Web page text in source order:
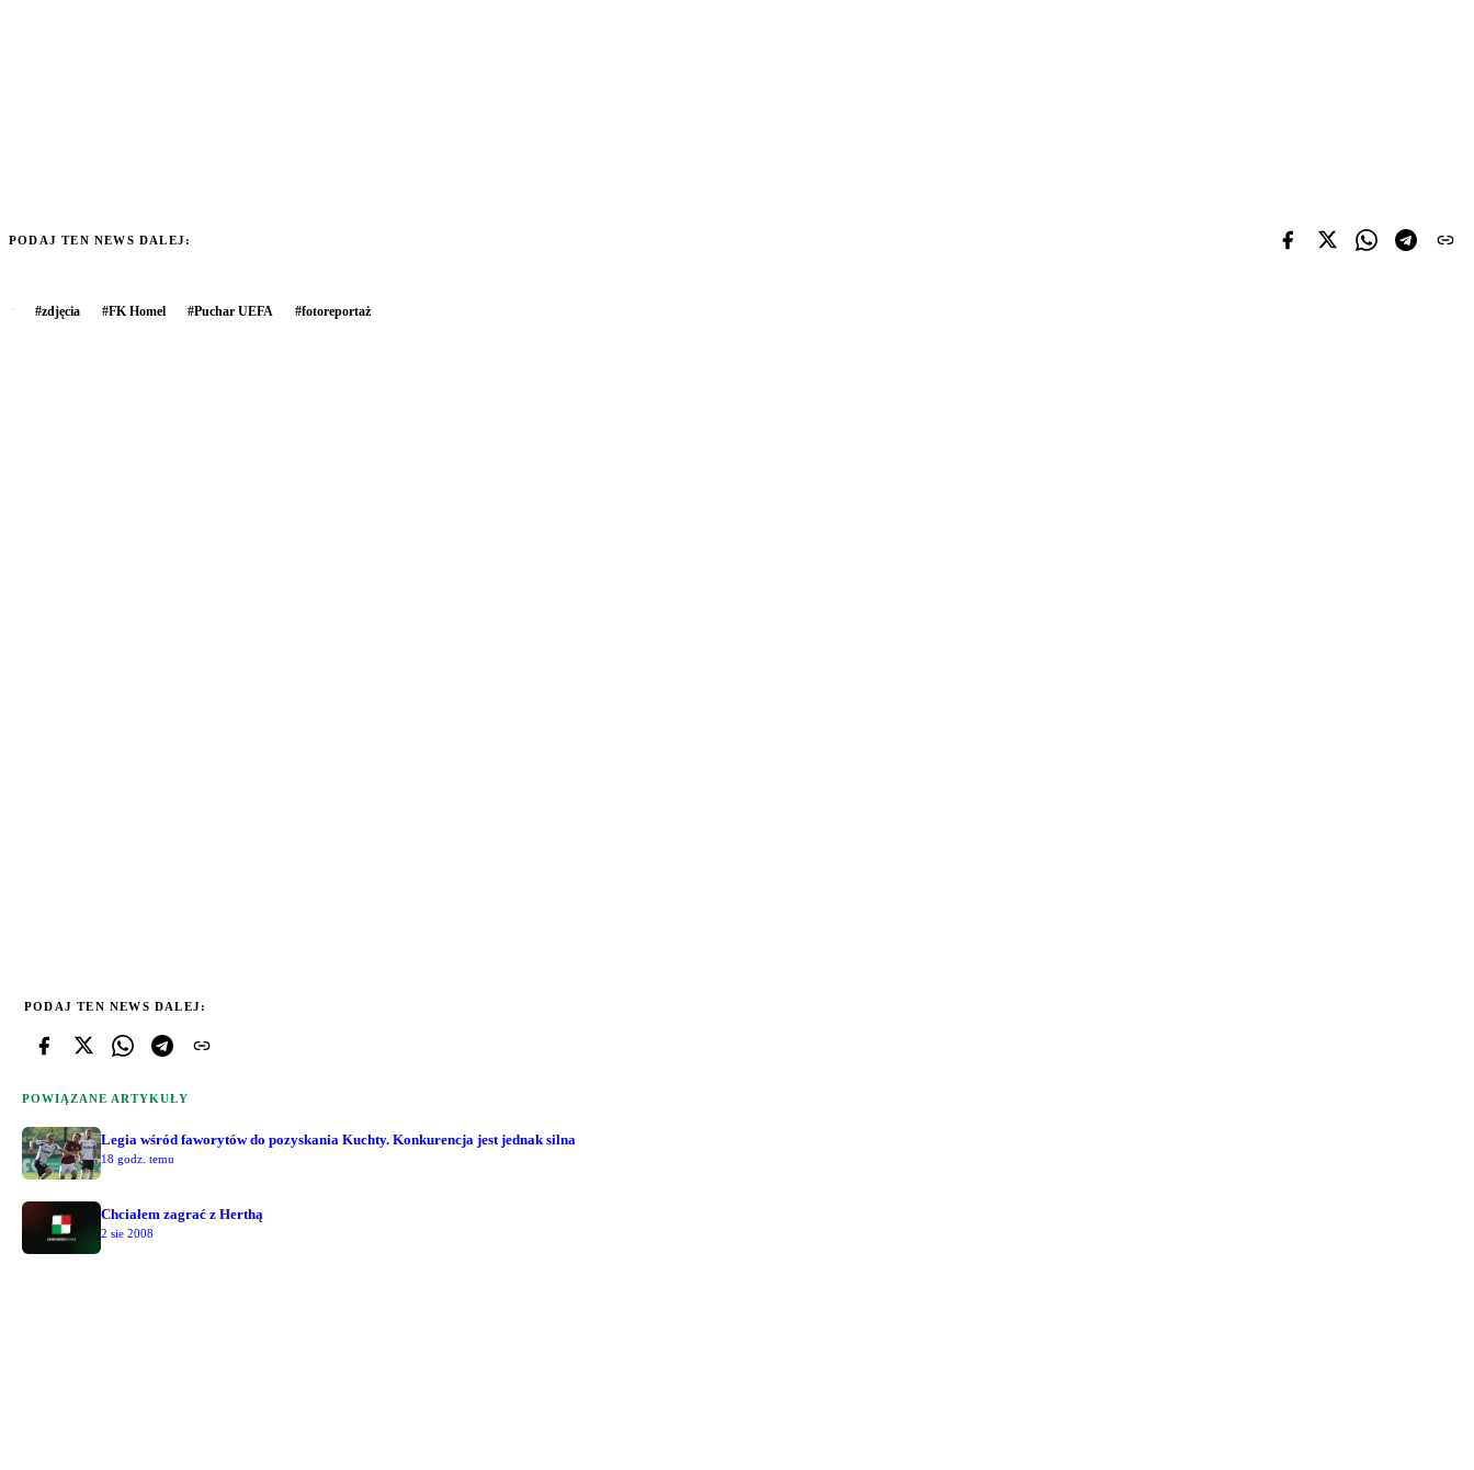
PODAJ TEN NEWS DALEJ:
#zdjęcia #FK Homel #Puchar UEFA #fotoreportaż
PODAJ TEN NEWS DALEJ:
POWIĄZANE ARTYKUŁY
Legia wśród faworytów do pozyskania Kuchty. Konkurencja jest jednak silna
18 godz. temu
Chciałem zagrać z Herthą
2 sie 2008